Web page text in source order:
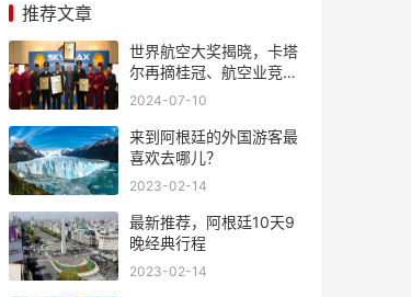
推荐文章
世界航空大奖揭晓，卡塔
尔再摘桂冠、航空业竞争
风起云涌
2024-07-10
来到阿根廷的外国游客最
喜欢去哪儿？
2023-02-14
最新推荐，阿根廷10天9
晚经典行程
2023-02-14